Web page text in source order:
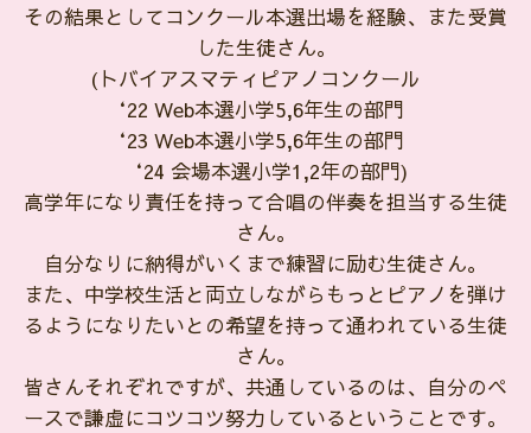
その結果としてコンクール本選出場を経験、また受賞
した生徒さん。
(トバイアスマティピアノコンクール
‘22 Web本選小学5,6年生の部門
‘23 Web本選小学5,6年生の部門
‘24 会場本選小学1,2年の部門)
高学年になり責任を持って合唱の伴奏を担当する生徒
さん。
自分なりに納得がいくまで練習に励む生徒さん。
また、中学校生活と両立しながらもっとピアノを弾け
るようになりたいとの希望を持って通われている生徒
さん。
皆さんそれぞれですが、共通しているのは、自分のペ
ースで謙虚にコツコツ努力しているということです。